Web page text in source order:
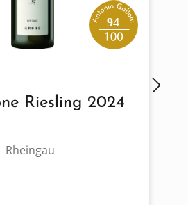
94
Riesling 2024